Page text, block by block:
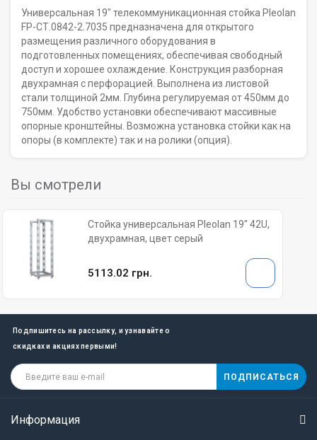
Универсальная 19" телекоммуникационная стойка Pleolan
FP-СТ.0842-2.7035 предназначена для открытого
размещения различного оборудования в
подготовленных помещениях, обеспечивая свободный
доступ и хорошее охлаждение. Конструкция разборная
двухрамная с перфорацией. Выполнена из листовой
стали толщиной 2мм. Глубина регулируемая от 450мм до
750мм. Удобство установки обеспечивают массивные
опорные кронштейны. Возможна установка стойки как на
опоры (в комплекте) так и на ролики (опция).
Вы смотрели
Стойка универсальная Pleolan 19" 42U,
двухрамная, цвет серый
5113.02 грн.
Подпишитесь на рассылку, и узнавайте о
скидках и акциях первыми!
ПОДПИСАТЬСЯ
Информация